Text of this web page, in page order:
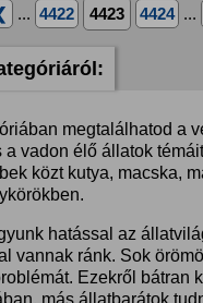
... 4422 4423 4424 ...
megtalálhatod a
a vadon élő állatok
közt kutya, macska,
hatással az
vannak ránk. Sok
Ezekről bátran
más állatbarátok